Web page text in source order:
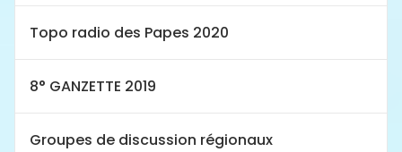
Topo radio des Papes 2020
8° GANZETTE 2019
Groupes de discussion régionaux